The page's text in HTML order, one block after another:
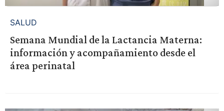
SALUD
Semana Mundial de la Lactancia Materna:
información y acompañamiento desde el
área perinatal